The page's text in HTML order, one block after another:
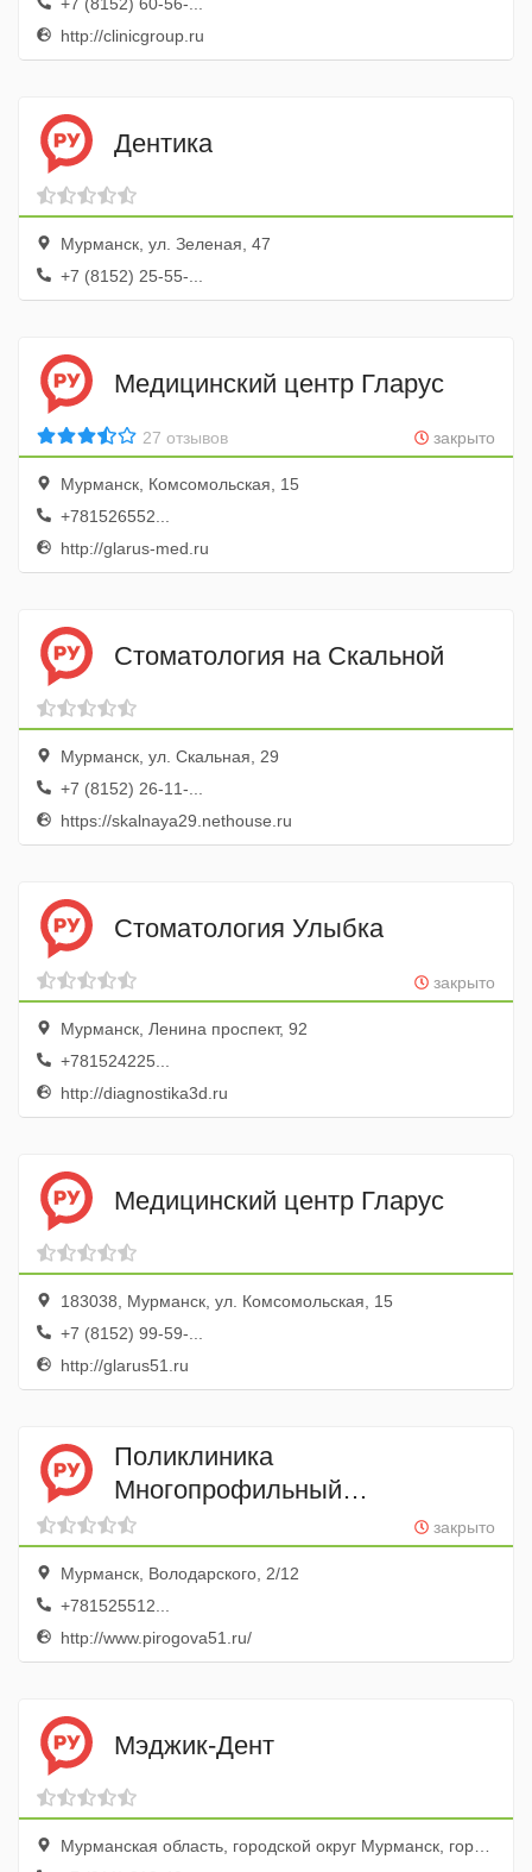
http://clinicgroup.ru
Дентика
Мурманск, ул. Зеленая, 47
+7 (8152) 25-55-...
Медицинский центр Гларус
закрыто
27 отзывов
Мурманск, Комсомольская, 15
+781526552...
http://glarus-med.ru
Стоматология на Скальной
Мурманск, ул. Скальная, 29
+7 (8152) 26-11-...
https://skalnaya29.nethouse.ru
Стоматология Улыбка
закрыто
Мурманск, Ленина проспект, 92
+781524225...
http://diagnostika3d.ru
Медицинский центр Гларус
183038, Мурманск, ул. Комсомольская, 15
+7 (8152) 99-59-...
http://glarus51.ru
Поликлиника
Многопрофильный
центр им. Н.И. Пирогова ФМБА
России
закрыто
Мурманск, Володарского, 2/12
+781525512...
http://www.pirogova51.ru/
Мэджик-Дент
Мурманская область, городской округ Мурманск, город Мурманск, улица Капитана Копытова, 41